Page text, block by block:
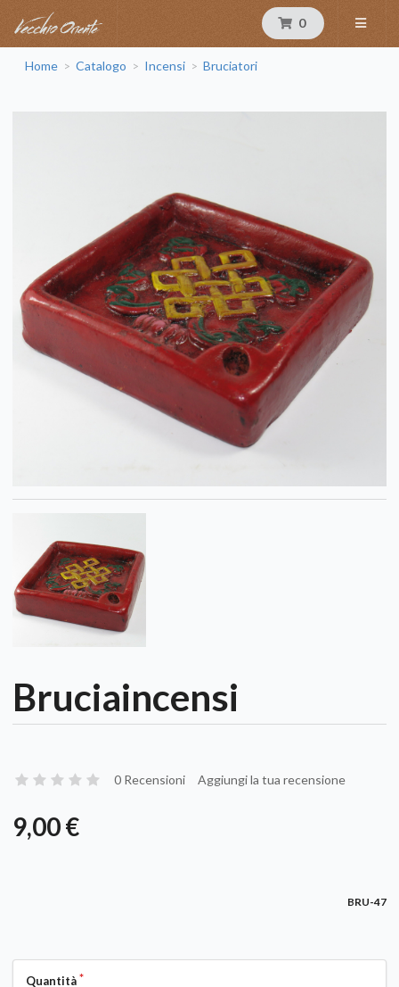
0
Home > Catalogo > Incensi > Bruciatori
Bruciaincensi
0 Recensioni Aggiungi la tua recensione
9,00 €
BRU-47
Quantità